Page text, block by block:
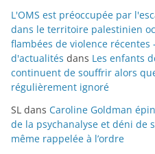
L'OMS est préoccupée par
dans le territoire palestinien
flambées de violence récentes
d'actualités dans Les enfants
continuent de souffrir alors
régulièrement ignoré
SL dans Caroline Goldman
de la psychanalyse et déni de
même rappelée à l’ordre